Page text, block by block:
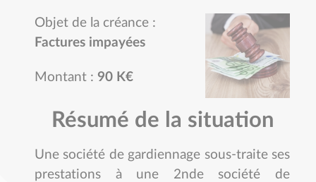
Objet de la créance :
Factures impayées
Montant : 90 K€
Résumé de la situation
Une société de gardiennage sous-traite ses
prestations à une 2nde société de